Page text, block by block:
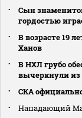
Сын
гордостью
В возрасте 19
Ханов
В НХЛ грубо
вычеркнули
СКА
Нападающий